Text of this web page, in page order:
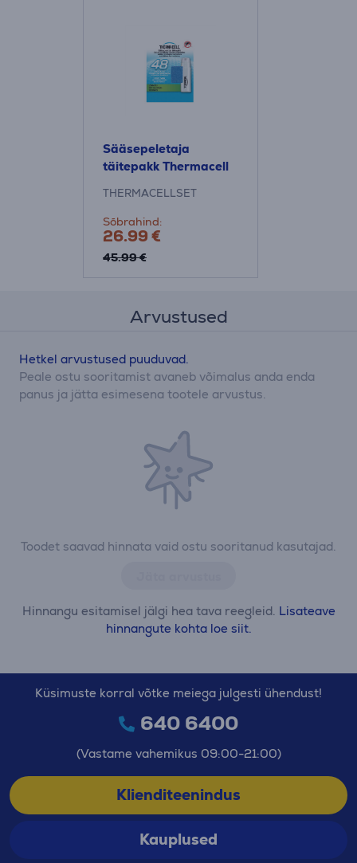
Sääsepeletaja
täitepakk Thermacell
THERMACELLSET
Sõbrahind:
26.99 €
45.99 €
Arvustused
Toodet saavad hinnata vaid ostu sooritanud kasutajad.
Hinnangu esitamisel jälgi hea tava reegleid. Lisateave
hinnangute kohta loe siit.
Hetkel arvustused puuduvad.
Peale ostu sooritamist avaneb võimalus anda enda
panus ja jätta esimesena tootele arvustus.
Küsimuste korral võtke meiega julgesti ühendust!
640 6400
(Vastame vahemikus 09:00-21:00)
Klienditeenindus
Kauplused